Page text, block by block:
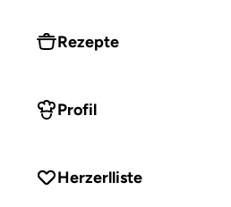
Rezepte
Profil
Herzerlliste